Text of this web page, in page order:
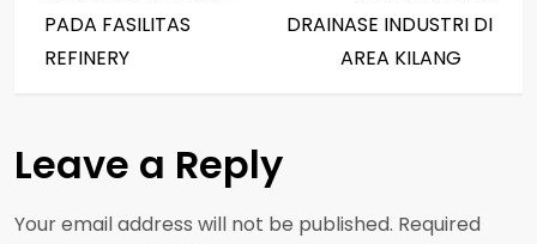
s
n
a
PADA FASILITAS
REFINERY
DRAINASE INDUSTRI DI
AREA KILANG
Leave a Reply
Your email address will not be published. Required